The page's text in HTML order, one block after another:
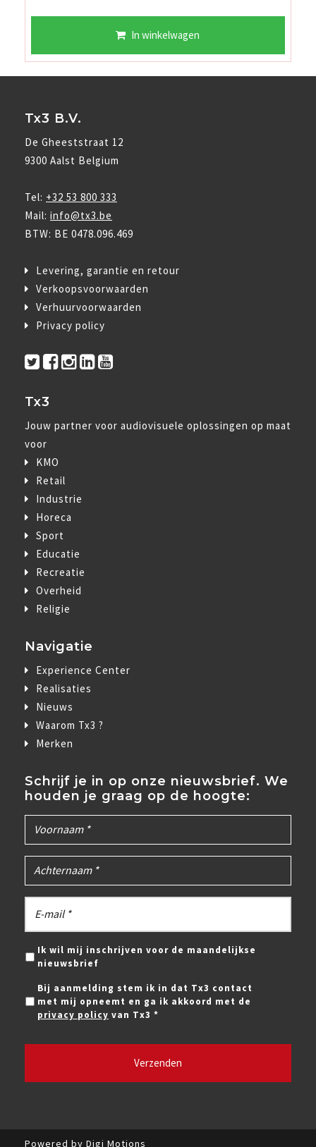
In winkelwagen
Tx3 B.V.
De Gheeststraat 12
9300 Aalst Belgium
Tel: +32 53 800 333
Mail: info@tx3.be
BTW: BE 0478.096.469
Levering, garantie en retour
Verkoopsvoorwaarden
Verhuurvoorwaarden
Privacy policy
Tx3
Jouw partner voor audiovisuele oplossingen op maat
voor
KMO
Retail
Industrie
Horeca
Sport
Educatie
Recreatie
Overheid
Religie
Navigatie
Experience Center
Realisaties
Nieuws
Waarom Tx3 ?
Merken
Schrijf je in op onze nieuwsbrief. We
houden je graag op de hoogte:
Ik wil mij inschrijven voor de maandelijkse
nieuwsbrief
Bij aanmelding stem ik in dat Tx3 contact
met mij opneemt en ga ik akkoord met de
privacy policy van Tx3 *
Powered by Digi Motions